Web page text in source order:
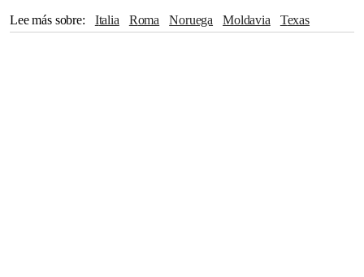
Lee más sobre
Italia Roma Noruega Moldavia
Texas